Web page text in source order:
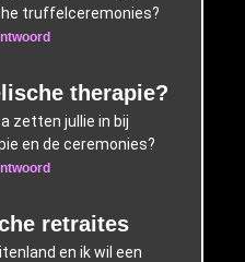
truffelceremonies?
therapie?
zetten jullie in bij
en de ceremonies?
retraites
en ik wil een